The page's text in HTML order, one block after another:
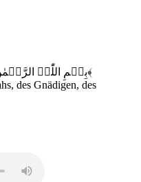
بِسۡمِ اللّٰہِ الرَّحۡمٰنِ الرَّحِیۡمِ ﴿۱﴾
des Gnädigen, des